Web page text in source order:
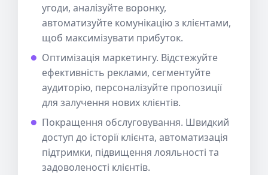
угоди, аналізуйте воронку,
автоматизуйте комунікацію з клієнтами,
щоб максимізувати прибуток.
Оптимізація маркетингу. Відстежуйте
ефективність реклами, сегментуйте
аудиторію, персоналізуйте пропозиції
для залучення нових клієнтів.
Покращення обслуговування. Швидкий
доступ до історії клієнта, автоматизація
підтримки, підвищення лояльності та
задоволеності клієнтів.